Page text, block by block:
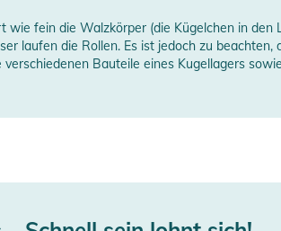
fein die Walzkörper (die Kügelchen in den
laufen die Rollen. Es ist jedoch zu beachten,
Bauteile eines Kugellagers